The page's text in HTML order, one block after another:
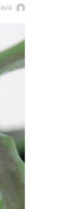
Admin Mohtava